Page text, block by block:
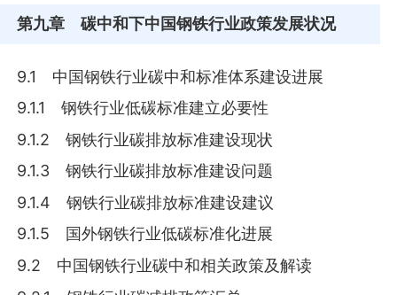
第九章 碳中和下中国钢铁行业政策发展状况
9.1 中国钢铁行业碳中和标准体系建设进展
9.1.1 钢铁行业低碳标准建立必要性
9.1.2 钢铁行业碳排放标准建设现状
9.1.3 钢铁行业碳排放标准建设问题
9.1.4 钢铁行业碳排放标准建设建议
9.1.5 国外钢铁行业低碳标准化进展
9.2 中国钢铁行业碳中和相关政策及解读